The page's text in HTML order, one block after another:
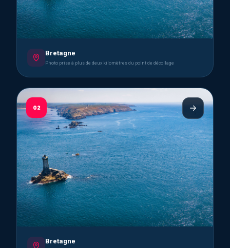
Bretagne
Photo prise à plus de deux kilomètres du point de décollage
02
Bretagne